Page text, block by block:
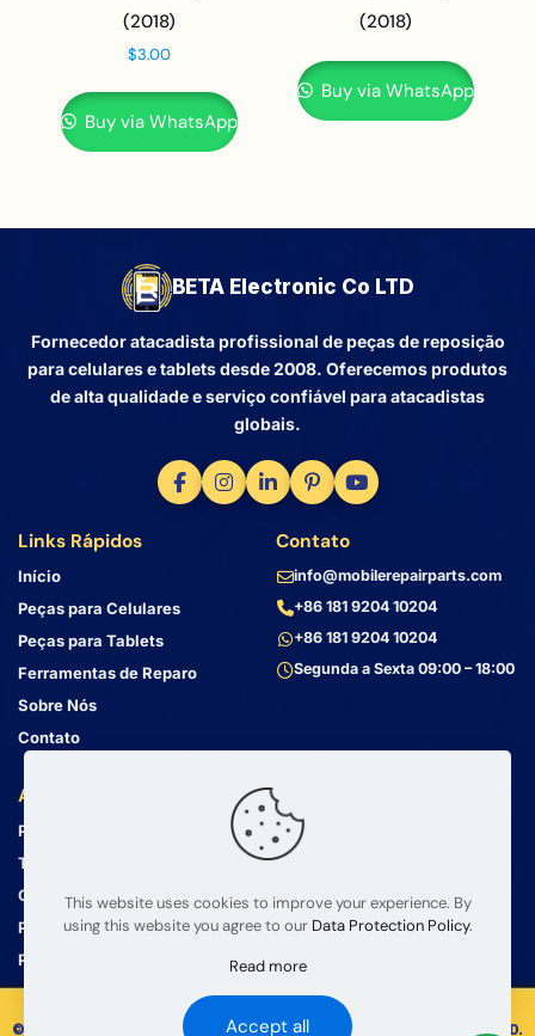
(2018)
$3.00
Buy via WhatsApp
(2018)
Buy via WhatsApp
BETA Electronic Co LTD
Fornecedor atacadista profissional de peças de reposição
para celulares e tablets desde 2008. Oferecemos produtos
de alta qualidade e serviço confiável para atacadistas
globais.
Links Rápidos
Início
Peças para Celulares
Peças para Tablets
Ferramentas de Reparo
Sobre Nós
Contato
Atendimento ao Cliente
Política de Privacidade
Termos e Condições
Guia de Envio
Política de Devolução
Perguntas Frequentes
Contato
info@mobilerepairparts.com
+86 181 9204 10204
+86 181 9204 10204
Segunda a Sexta 09:00 – 18:00
Endereço
Bin Jiang Xi Lu
Haizhu, Guangzhou
© 2008 – 2026 mobilerepairparts.com — BETA Electronic Co LTD.
This website uses cookies to improve your experience. By
using this website you agree to our Data Protection Policy.
Read more
Accept all